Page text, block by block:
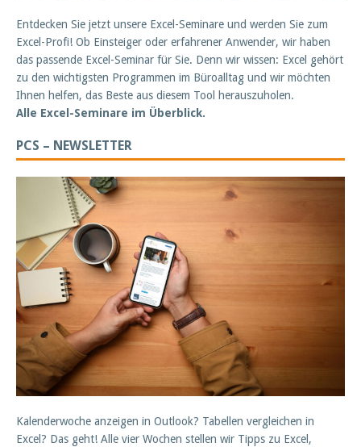
Entdecken Sie jetzt unsere Excel-Seminare und werden Sie zum
Excel-Profi! Ob Einsteiger oder erfahrener Anwender, wir haben
das passende Excel-Seminar für Sie. Denn wir wissen: Excel gehört
zu den wichtigsten Programmen im Büroalltag und wir möchten
Ihnen helfen, das Beste aus diesem Tool herauszuholen.
Alle Excel-Seminare im Überblick.
PCS – NEWSLETTER
Kalenderwoche anzeigen in Outlook? Tabellen vergleichen in
Excel? Das geht! Alle vier Wochen stellen wir Tipps zu Excel,